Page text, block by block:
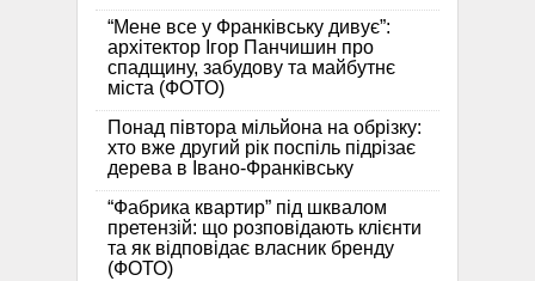
“Мене все у Франківську дивує”:
архітектор Ігор Панчишин про
спадщину, забудову та майбутнє
міста (ФОТО)
Понад півтора мільйона на обрізку:
хто вже другий рік поспіль підрізає
дерева в Івано-Франківську
“Фабрика квартир” під шквалом
претензій: що розповідають клієнти
та як відповідає власник бренду
(ФОТО)